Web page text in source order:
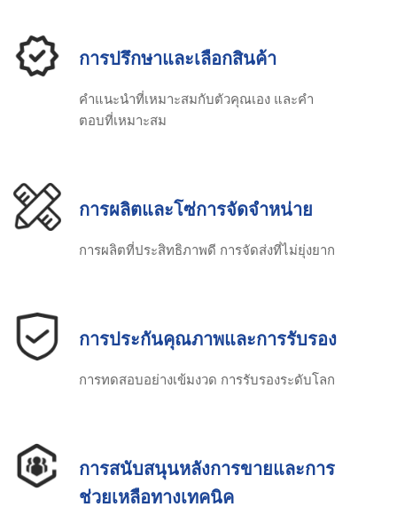
การปรึกษาและเลือกสินค้า
คําแนะนําที่เหมาะสมกับตัวคุณเอง และคํา
ตอบที่เหมาะสม
การผลิตและโซ่การจัดจําหน่าย
การผลิตที่ประสิทธิภาพดี การจัดส่งที่ไม่ยุ่งยาก
การประกันคุณภาพและการรับรอง
การทดสอบอย่างเข้มงวด การรับรองระดับโลก
การสนับสนุนหลังการขายและการ
ช่วยเหลือทางเทคนิค